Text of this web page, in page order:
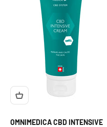
OMNIMEDICA CBD INTENSIVE